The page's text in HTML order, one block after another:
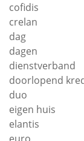
cofidis
crelan
dag
dagen
dienstverband
doorlopend
duo
eigen huis
elantis